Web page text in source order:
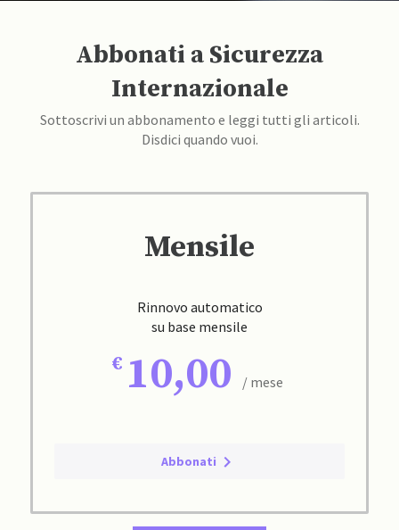
Abbonati a Sicurezza
Internazionale
Sottoscrivi un abbonamento e leggi tutti gli articoli.
Disdici quando vuoi.
Mensile
Rinnovo automatico
su base mensile
10,00 / mese
Abbonati